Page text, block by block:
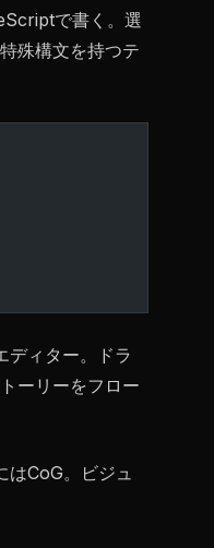
で書く。選
殊構文を持つテ
ディター。ドラ
ーリーをフロー
はCoG。ビジュ